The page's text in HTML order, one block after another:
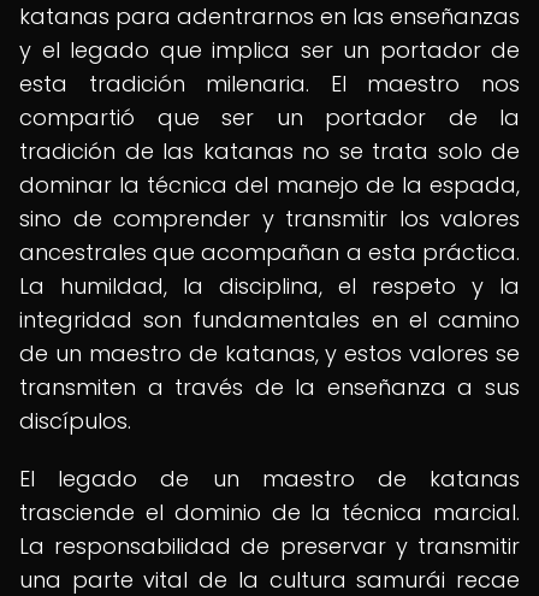
katanas para adentrarnos en las enseñanzas
y el legado que implica ser un portador de
esta tradición milenaria. El maestro nos
compartió que ser un portador de la
tradición de las katanas no se trata solo de
dominar la técnica del manejo de la espada,
sino de comprender y transmitir los valores
ancestrales que acompañan a esta práctica.
La humildad, la disciplina, el respeto y la
integridad son fundamentales en el camino
de un maestro de katanas, y estos valores se
transmiten a través de la enseñanza a sus
discípulos.
El legado de un maestro de katanas
trasciende el dominio de la técnica marcial.
La responsabilidad de preservar y transmitir
una parte vital de la cultura samurái recae